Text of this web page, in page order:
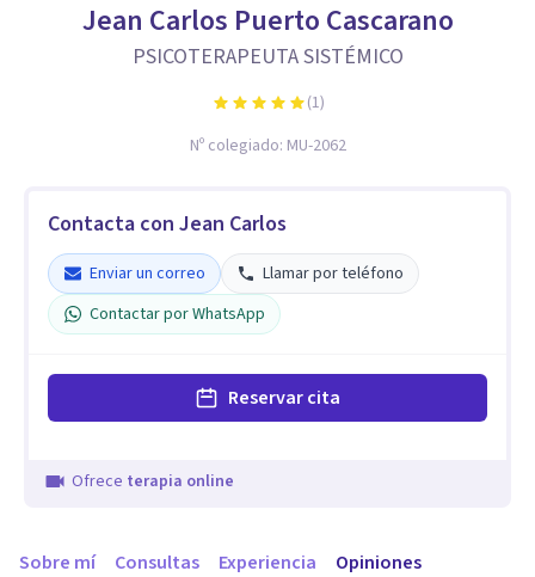
Jean Carlos Puerto Cascarano
PSICOTERAPEUTA SISTÉMICO
(1)
Nº colegiado: MU-2062
Contacta con Jean Carlos
Enviar un correo
Llamar por teléfono
Contactar por WhatsApp
Reservar cita
Ofrece terapia online
Sobre mí Consultas Experiencia Opiniones